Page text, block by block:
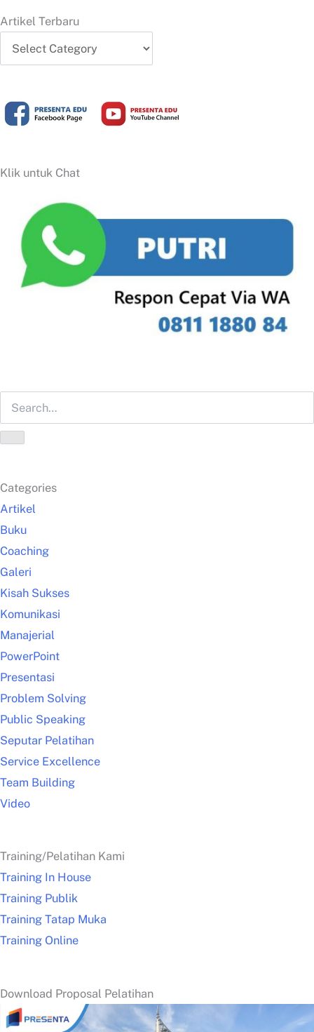
Artikel Terbaru
Terbaru
Klik untuk Chat
Categories
Artikel
Buku
Coaching
Galeri
Kisah Sukses
Komunikasi
Manajerial
PowerPoint
Presentasi
Problem Solving
Public Speaking
Seputar Pelatihan
Service Excellence
Team Building
Video
Training/Pelatihan Kami
Training In House
Training Publik
Training Tatap Muka
Training Online
Download Proposal Pelatihan